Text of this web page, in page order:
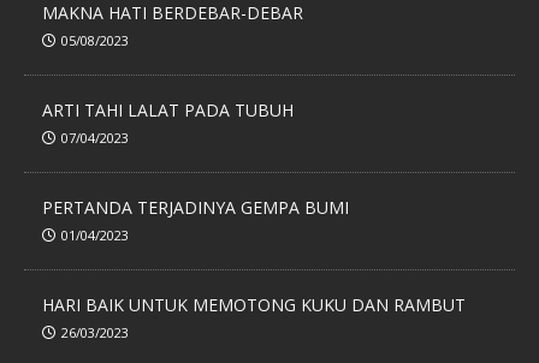
MAKNA HATI BERDEBAR-DEBAR
05/08/2023
ARTI TAHI LALAT PADA TUBUH
07/04/2023
PERTANDA TERJADINYA GEMPA BUMI
01/04/2023
HARI BAIK UNTUK MEMOTONG KUKU DAN RAMBUT
26/03/2023